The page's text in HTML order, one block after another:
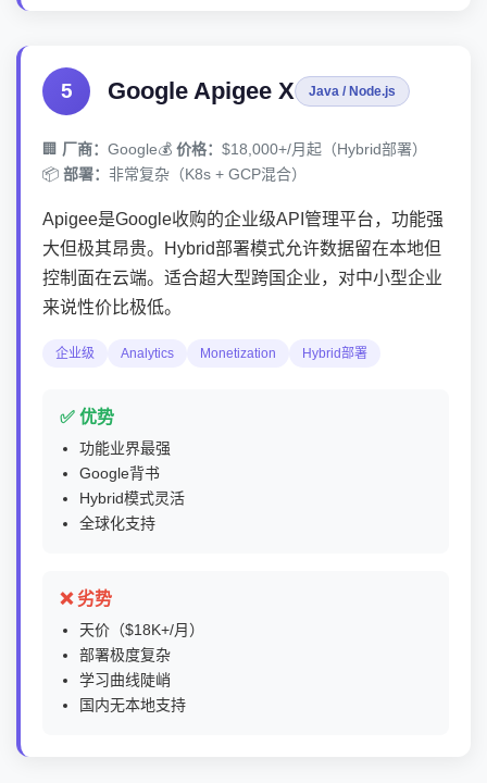
5 Google Apigee X Java / Node.js
🏢 厂商： Google💰 价格： $18,000+/月起（Hybrid部署）
📦 部署： 非常复杂（K8s + GCP混合）
Apigee是Google收购的企业级API管理平台，功能强
大但极其昂贵。Hybrid部署模式允许数据留在本地但
控制面在云端。适合超大型跨国企业，对中小型企业
来说性价比极低。
企业级 Analytics Monetization Hybrid部署
✅ 优势
功能业界最强
Google背书
Hybrid模式灵活
全球化支持
❌ 劣势
天价（$18K+/月）
部署极度复杂
学习曲线陡峭
国内无本地支持